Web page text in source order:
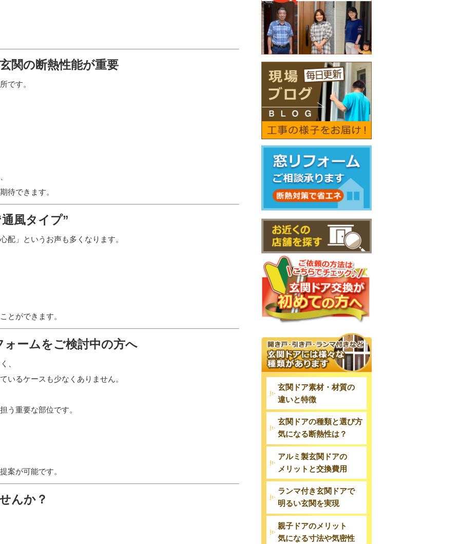
関の断熱性能が重要
です。
待できます。
風タイプ”
配」というお声も多くなります。
とができます。
ォームをご検討中の方へ
、
いるケースも少なくありません。
う重要な部位です。
案が可能です。
んか？
玄関ドア素材・材質の
違いと特徴
玄関ドアの種類と選び方
気になる断熱性は？
アルミ製玄関ドアの
メリットと交換費用
ランマ付き玄関ドアで
明るい玄関を実現
親子ドアのメリット
気になる寸法や気密性